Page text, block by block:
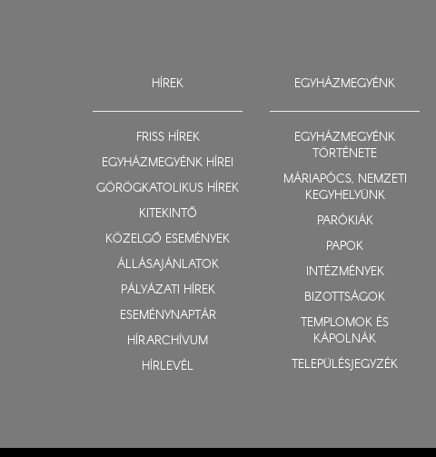
HÍREK
FRISS HÍREK
EGYHÁZMEGYÉNK HÍREI
GÖRÖGKATOLIKUS HÍREK
KITEKINTŐ
KÖZELGŐ ESEMÉNYEK
ÁLLÁSAJÁNLATOK
PÁLYÁZATI HÍREK
ESEMÉNYNAPTÁR
HÍRARCHÍVUM
HÍRLEVÉL
EGYHÁZMEGYÉNK
EGYHÁZMEGYÉNK
TÖRTÉNETE
MÁRIAPÓCS, NEMZETI
KEGYHELYÜNK
PARÓKIÁK
PAPOK
INTÉZMÉNYEK
BIZOTTSÁGOK
TEMPLOMOK ÉS
KÁPOLNÁK
TELEPÜLÉSJEGYZÉK